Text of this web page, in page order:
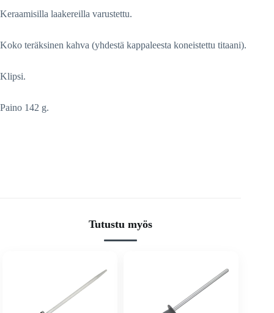
Keraamisilla laakereilla varustettu.
Koko teräksinen kahva (yhdestä kappaleesta koneistettu titaani).
Klipsi.
Paino 142 g.
Tutustu myös